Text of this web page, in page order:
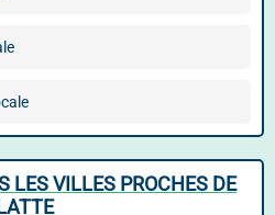
LES VILLES PROCHES DE